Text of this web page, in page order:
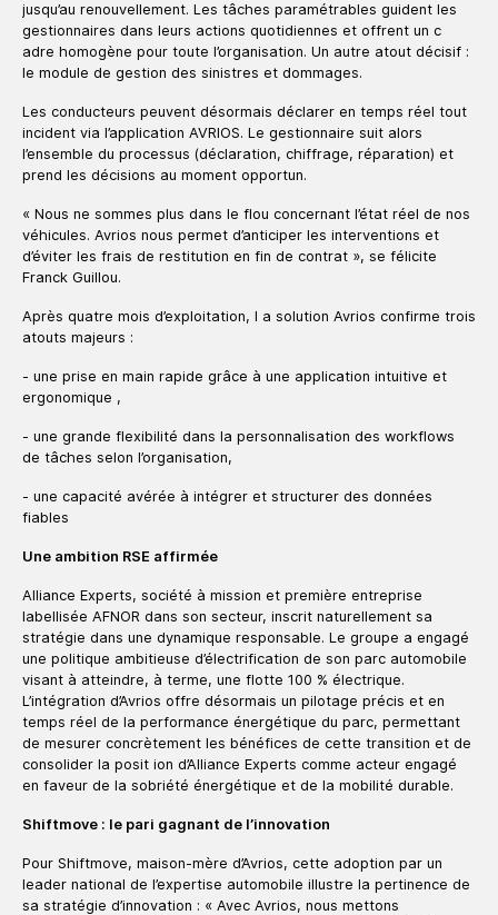
jusqu’au renouvellement. Les tâches paramétrables guident les
gestionnaires dans leurs actions quotidiennes et offrent un c
adre homogène pour toute l’organisation. Un autre atout décisif :
le module de gestion des sinistres et dommages.
Les conducteurs peuvent désormais déclarer en temps réel tout
incident via l’application AVRIOS. Le gestionnaire suit alors
l’ensemble du processus (déclaration, chiffrage, réparation) et
prend les décisions au moment opportun.
« Nous ne sommes plus dans le flou concernant l’état réel de nos
véhicules. Avrios nous permet d’anticiper les interventions et
d’éviter les frais de restitution en fin de contrat », se félicite
Franck Guillou.
Après quatre mois d’exploitation, l a solution Avrios confirme trois
atouts majeurs :
- une prise en main rapide grâce à une application intuitive et
ergonomique ,
- une grande flexibilité dans la personnalisation des workflows
de tâches selon l’organisation,
- une capacité avérée à intégrer et structurer des données
fiables
Une ambition RSE affirmée
Alliance Experts, société à mission et première entreprise
labellisée AFNOR dans son secteur, inscrit naturellement sa
stratégie dans une dynamique responsable. Le groupe a engagé
une politique ambitieuse d’électrification de son parc automobile
visant à atteindre, à terme, une flotte 100 % électrique.
L’intégration d’Avrios offre désormais un pilotage précis et en
temps réel de la performance énergétique du parc, permettant
de mesurer concrètement les bénéfices de cette transition et de
consolider la posit ion d’Alliance Experts comme acteur engagé
en faveur de la sobriété énergétique et de la mobilité durable.
Shiftmove : le pari gagnant de l’innovation
Pour Shiftmove, maison-mère d’Avrios, cette adoption par un
leader national de l’expertise automobile illustre la pertinence de
sa stratégie d’innovation : « Avec Avrios, nous mettons